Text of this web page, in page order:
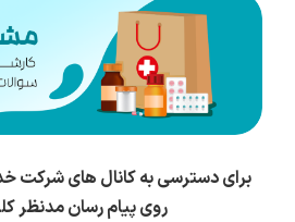
برای دسترسی به کانال های شرکت
روی پیام رسان مدنظر